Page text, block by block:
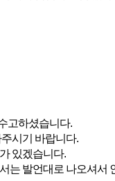
고하셨습니다.
시기 바랍니다.
있겠습니다.
는 발언대로 나오셔서